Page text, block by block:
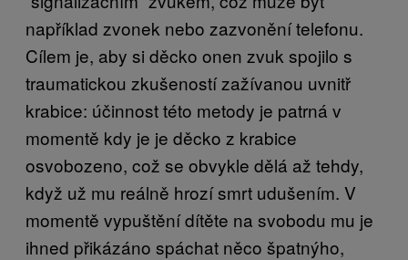
například zvonek nebo zazvonění telefonu.
Cílem je, aby si děcko onen zvuk spojilo s
traumatickou zkušeností zažívanou uvnitř
krabice: účinnost této metody je patrná v
momentě kdy je je děcko z krabice
osvobozeno, což se obvykle dělá až tehdy,
když už mu reálně hrozí smrt udušením. V
momentě vypuštění dítěte na svobodu mu je
ihned přikázáno spáchat něco špatnýho,